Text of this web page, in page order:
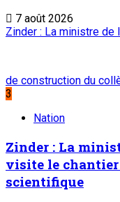
7 août 2026
Zinder : La ministre de
de construction du
3
Nation
Zinder : La
visite le
scientifique